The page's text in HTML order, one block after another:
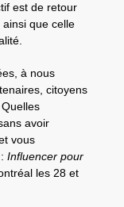
est de retour
ainsi que celle
à nous
citoyens
avoir
vous
Influencer pour
les 28 et